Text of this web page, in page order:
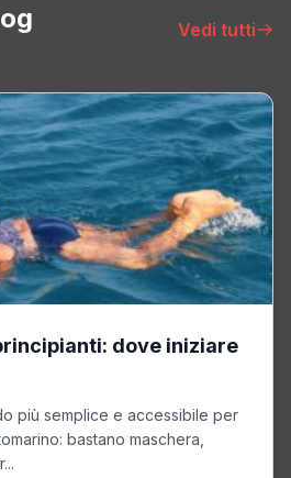
Vedi tutti
dove iniziare
più semplice e accessibile per
bastano maschera,